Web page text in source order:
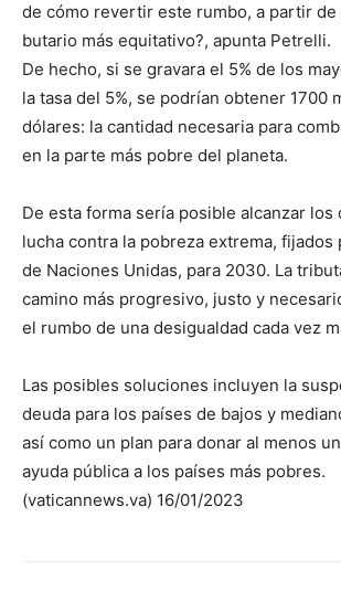
de cómo revertir este rumbo, a partir
butario más equitativo?, apunta Petrelli.
De hecho, si se gravara el 5% de los
la tasa del 5%, se podrían obtener 1700
dólares: la cantidad necesaria para
en la parte más pobre del planeta.
De esta forma sería posible alcanzar los
lucha contra la pobreza extrema, fijados
de Naciones Unidas, para 2030. La
camino más progresivo, justo y
el rumbo de una desigualdad cada vez
Las posibles soluciones incluyen la
deuda para los países de bajos y
así como un plan para donar al menos
ayuda pública a los países más pobres.
(vaticannews.va) 16/01/2023